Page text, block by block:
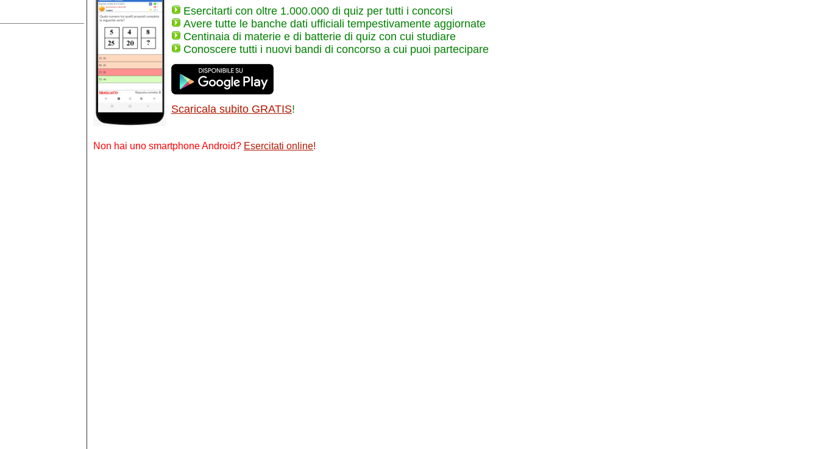
Esercitarti con oltre 1.000.000 di quiz per tutti i concorsi
Avere tutte le banche dati ufficiali tempestivamente aggiornate
Centinaia di materie e di batterie di quiz con cui studiare
Conoscere tutti i nuovi bandi di concorso a cui puoi partecipare
Scaricala subito GRATIS!
Non hai uno smartphone Android? Esercitati online!